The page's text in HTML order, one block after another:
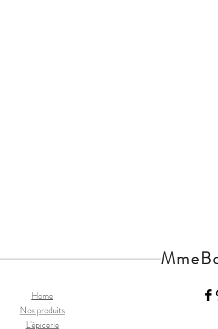
Home
Nos produits
L'épicerie